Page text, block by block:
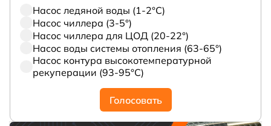
Насос ледяной воды (1-2°С)
Насос чиллера (3-5°)
Насос чиллера для ЦОД (20-22°)
Насос воды системы отопления (63-65°)
Насос контура высокотемпературной
рекуперации (93-95°С)
Голосовать